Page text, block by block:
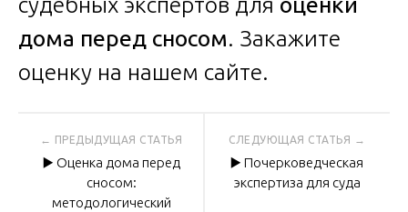
дома перед сносом. Закажите
оценку на нашем сайте.
Навигация
▶️ Оценка дома перед
сносом:
методологический
▶️ Почерковедческая
экспертиза для суда